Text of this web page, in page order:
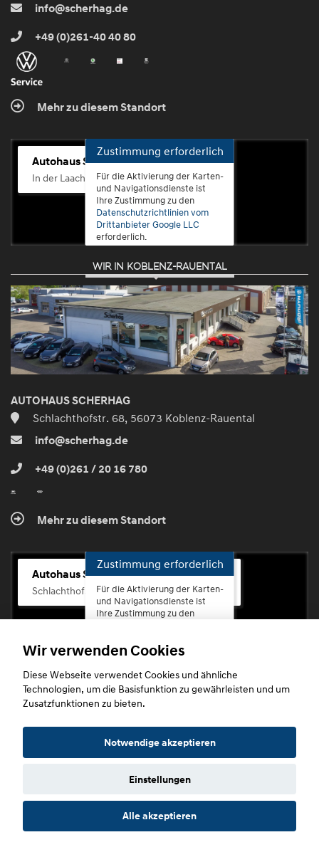
info@scherhag.de
+49 (0)261-40 40 80
Mehr zu diesem Standort
Autohaus Scherhag
In der Laach 76, 56072 Koblenz-Güls
Zustimmung erforderlich
Für die Aktivierung der Karten-
und Navigationsdienste ist
Ihre Zustimmung zu den
Datenschutzrichtlinien vom
Drittanbieter Google LLC
erforderlich.
Zustimmen
und
aktivieren
WIR IN KOBLENZ-RAUENTAL
AUTOHAUS SCHERHAG
Schlachthofstr. 68, 56073 Koblenz-Rauental
info@scherhag.de
+49 (0)261 / 20 16 780
Mehr zu diesem Standort
Autohaus Scherhag
Schlachthofstr. 68, 56073 Koblenz-Rauental
Zustimmung erforderlich
Für die Aktivierung der Karten-
und Navigationsdienste ist
Ihre Zustimmung zu den
erforderlich.
Zustimmen
Copyright © 2026. Autohaus Scherhag
Datenschutz Impressum
Wir verwenden Cookies
Diese Webseite verwendet Cookies und ähnliche
Technologien, um die Basisfunktion zu gewährleisten und um
Zusatzfunktionen zu bieten.
Notwendige akzeptieren
Einstellungen
Alle akzeptieren